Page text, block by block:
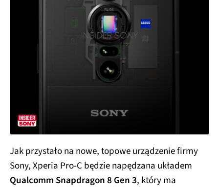
Jak przystało na nowe, topowe urządzenie firmy
Sony, Xperia Pro-C będzie napędzana układem
Qualcomm Snapdragon 8 Gen 3, który ma